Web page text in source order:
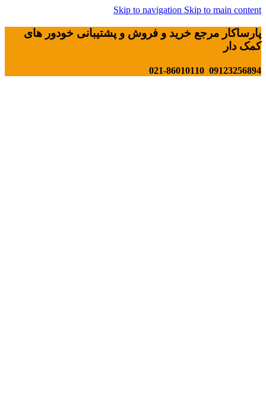
Skip to navigation Skip to main content
پارساکار مرجع خرید و فروش و پشتیبانی خودور های
کمک دار
09123256894 021-86010110